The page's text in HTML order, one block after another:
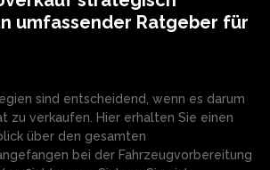
umfassender Ratgeber für
sind entscheidend, wenn es darum
zu verkaufen. Hier erhalten Sie einen
über den gesamten
bei der Fahrzeugvorbereitung